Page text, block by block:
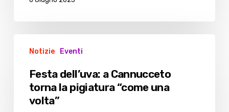
dell’uva:
Cannucceto
torna
Notizie Eventi
Festa dell’uva: a Cannucceto
torna la pigiatura “come una
volta”